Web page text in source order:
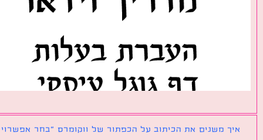
משנים את הכיתוב על הכפתור של ווקומרס ״בחר אפשרויות״